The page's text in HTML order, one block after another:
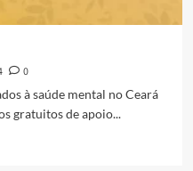
0
à saúde mental no Ceará
gratuitos de apoio...